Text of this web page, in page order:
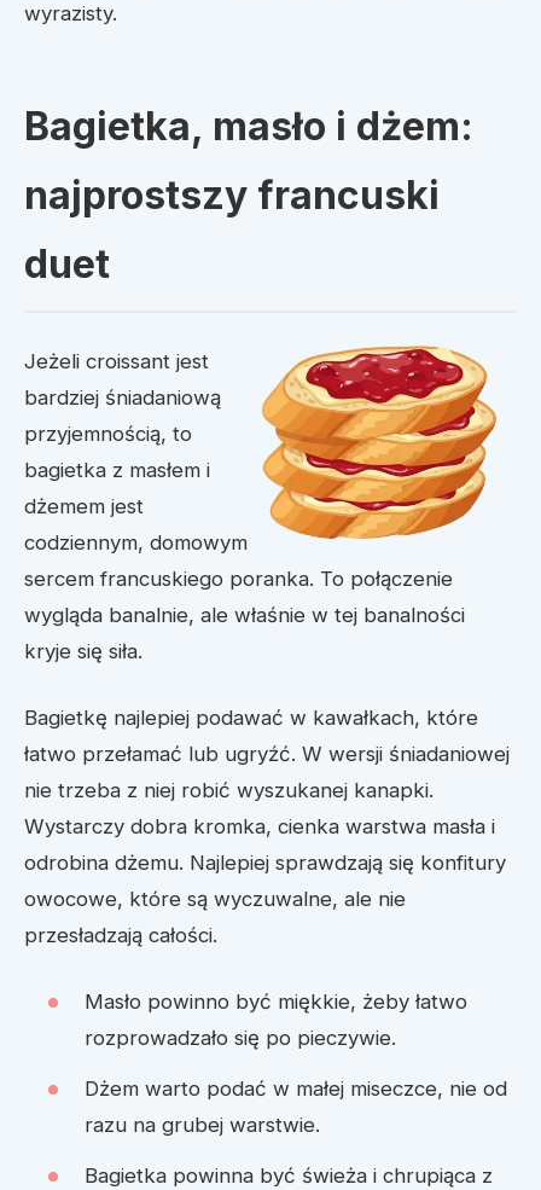
wyrazisty.
Bagietka, masło i dżem:
najprostszy francuski
duet
Jeżeli croissant jest
bardziej śniadaniową
przyjemnością, to
bagietka z masłem i
dżemem jest
codziennym, domowym
sercem francuskiego poranka. To połączenie
wygląda banalnie, ale właśnie w tej banalności
kryje się siła.
Bagietkę najlepiej podawać w kawałkach, które
łatwo przełamać lub ugryźć. W wersji śniadaniowej
nie trzeba z niej robić wyszukanej kanapki.
Wystarczy dobra kromka, cienka warstwa masła i
odrobina dżemu. Najlepiej sprawdzają się konfitury
owocowe, które są wyczuwalne, ale nie
przesładzają całości.
Masło powinno być miękkie, żeby łatwo
rozprowadzało się po pieczywie.
Dżem warto podać w małej miseczce, nie od
razu na grubej warstwie.
Bagietka powinna być świeża i chrupiąca z